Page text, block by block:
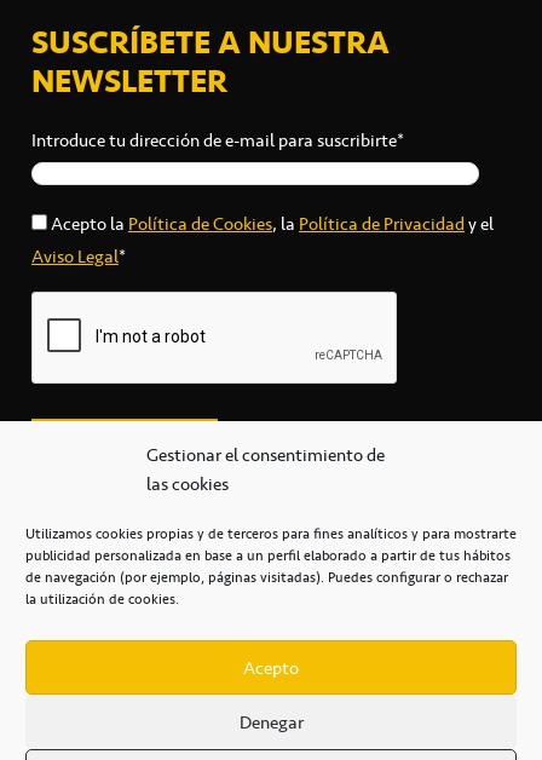
Gestionar el consentimiento de
las cookies
Utilizamos cookies propias y de terceros para fines analíticos y para mostrarte
publicidad personalizada en base a un perfil elaborado a partir de tus hábitos
de navegación (por ejemplo, páginas visitadas). Puedes configurar o rechazar
la utilización de cookies.
Acepto
Denegar
SUSCRÍBETE A NUESTRA
NEWSLETTER
Introduce tu dirección de e-mail para suscribirte*
Acepto laPolítica de Cookies, laPolítica de Privacidady el
Aviso Legal*
secretaria@cbcanarias.es
+34 922 253 684
Casa del Deporte / 38108 – La Laguna
POLÍTICA DE PRIVACIDAD / POLÍTICA DE COOKIES /